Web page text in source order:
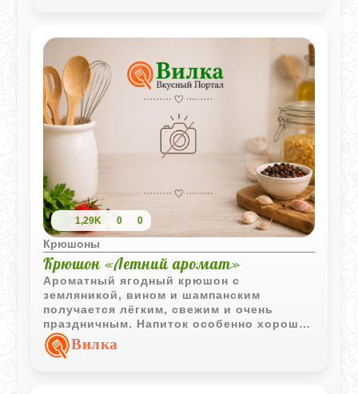
подавать с большим количеством льда!
1,29K 0 0
Крюшоны
Крюшон «Летний аромат»
Ароматный ягодный крюшон с
земляникой, вином и шампанским
получается лёгким, свежим и очень
праздничным. Напиток особенно хорошо
раскрывается в охлаждённом виде, когда
ягоды успевают отдать сок и
Вилка